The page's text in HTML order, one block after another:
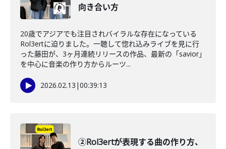
向き合い方
20歳でアジアでも注目されバイラルな存在になっている
Rol3ertに迫りました。一聴して惚れ込みライブを見に行
った藤田が、3ヶ月連続リリースの作品、最新の「savior」
を中心に音楽の作り方からルーツ...
2026.02.13 |00:39:13
②Rol3ertが表現する曲の作り方、